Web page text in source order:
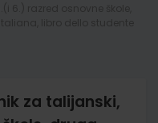
za talijanski,